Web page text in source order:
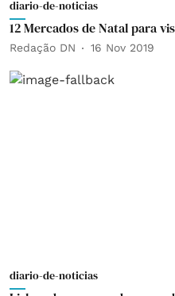
diario-de-noticias
12 Mercados de Natal para
Redação DN 16 Nov 2019
diario-de-noticias